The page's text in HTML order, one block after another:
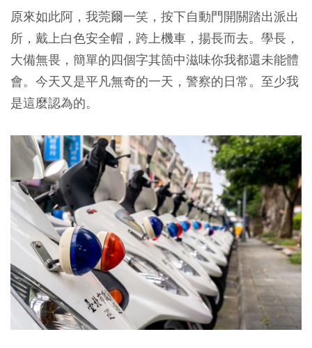
原來如此阿，我莞爾一笑，按下自動門開關踏出派出
所，戴上白色安全帽，跨上機車，揚長而去。學長，
大備無畏，簡單的四個字其箇中滋味你我都還未能體
會。今天又是平凡無奇的一天，警察的日常。至少我
是這麼認為的。